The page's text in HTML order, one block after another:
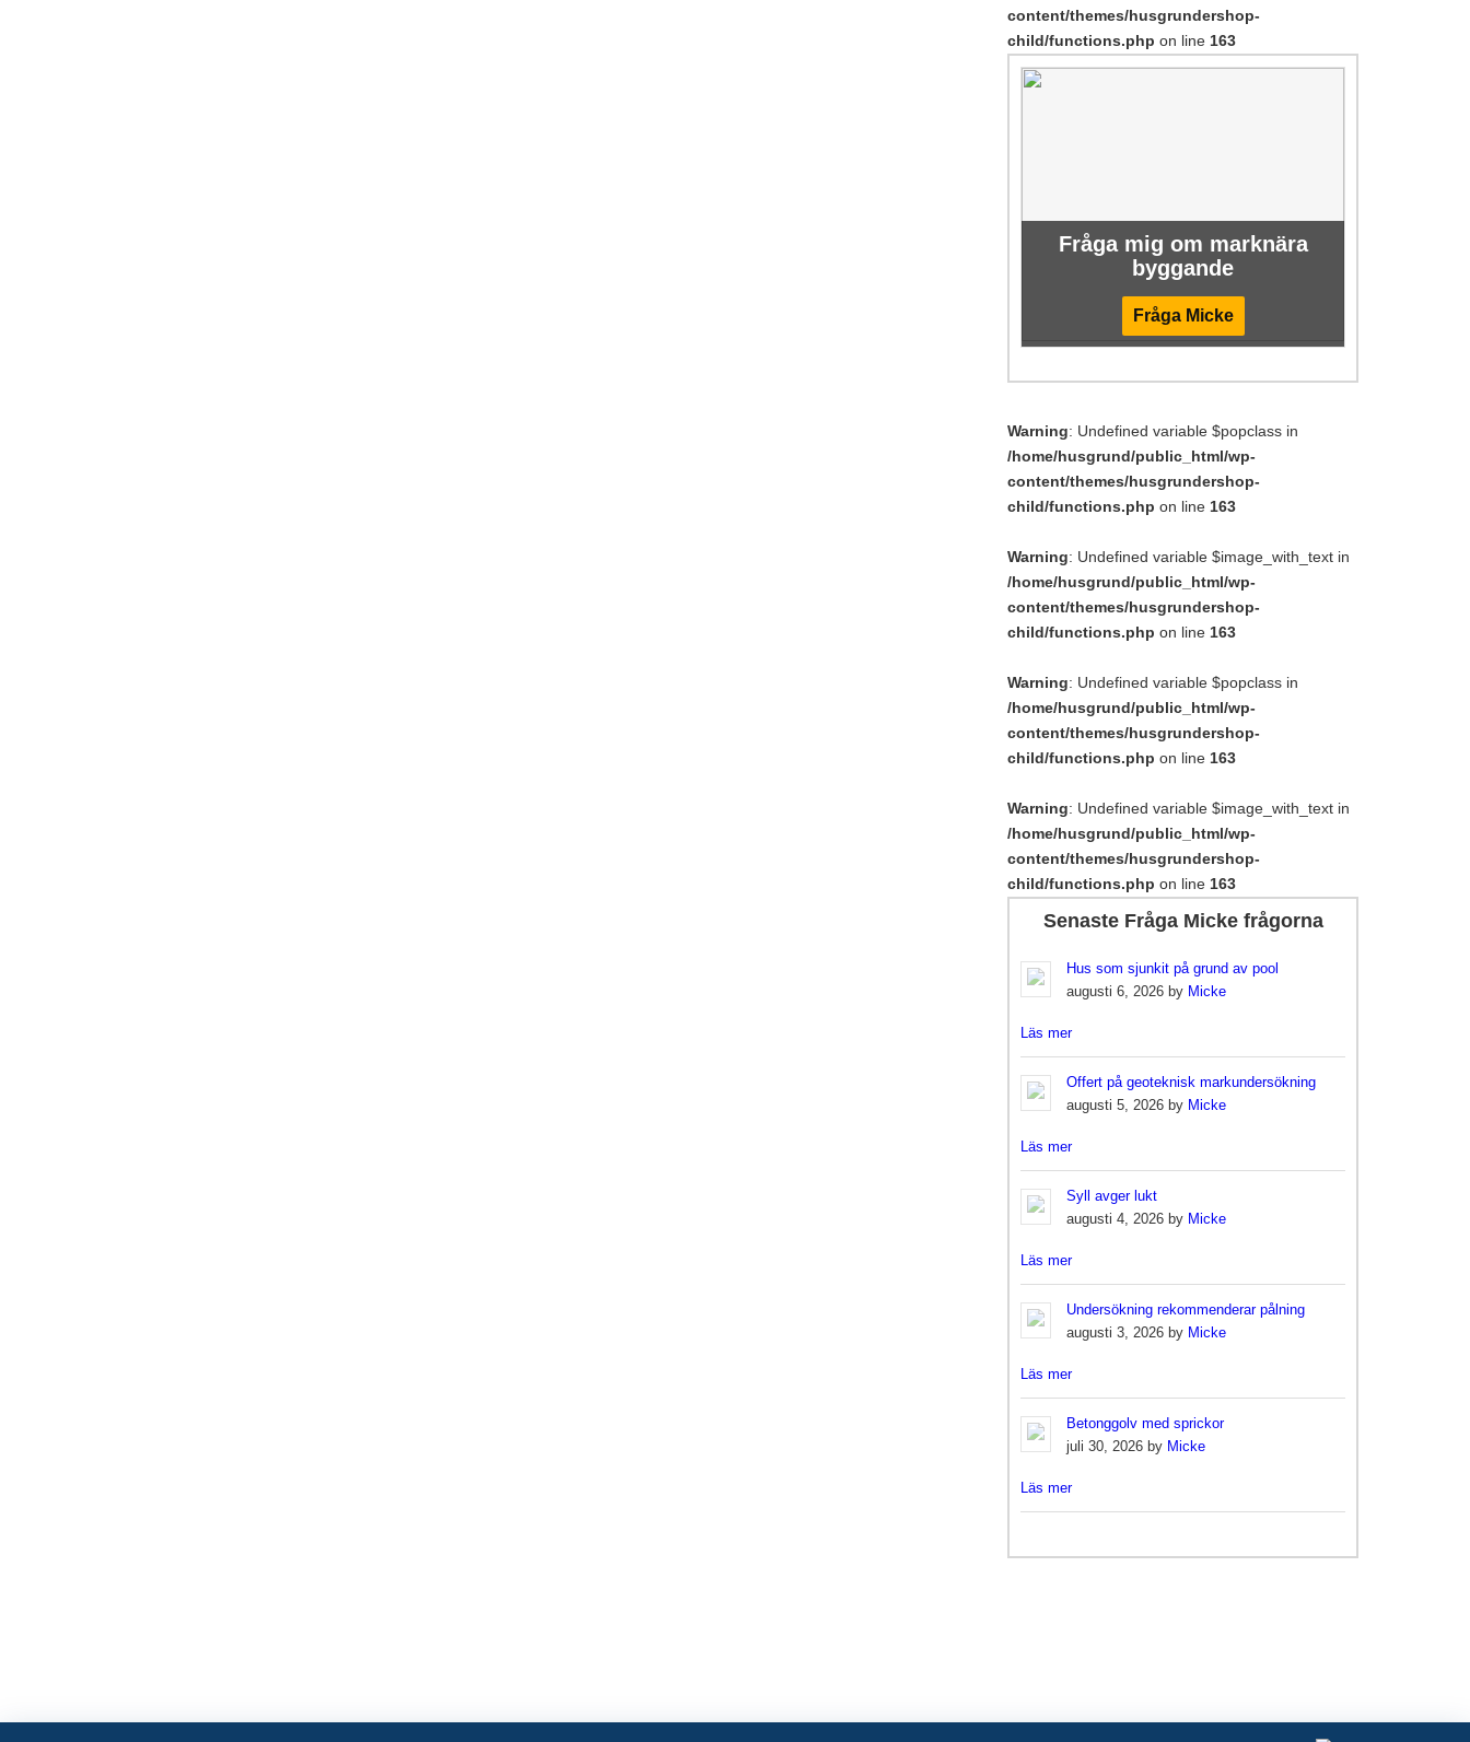
content/themes/husgrundershop-
child/functions.php on line 163
Fråga mig om marknära
byggande
Fråga Micke
Warning: Undefined variable $popclass in
/home/husgrund/public_html/wp-
content/themes/husgrundershop-
child/functions.php on line 163
Warning: Undefined variable $image_with_text in
/home/husgrund/public_html/wp-
content/themes/husgrundershop-
child/functions.php on line 163
Warning: Undefined variable $popclass in
/home/husgrund/public_html/wp-
content/themes/husgrundershop-
child/functions.php on line 163
Warning: Undefined variable $image_with_text in
/home/husgrund/public_html/wp-
content/themes/husgrundershop-
child/functions.php on line 163
Senaste Fråga Micke frågorna
Hus som sjunkit på grund av pool
augusti 6, 2026 by Micke
Läs mer
Offert på geoteknisk markundersökning
augusti 5, 2026 by Micke
Läs mer
Syll avger lukt
augusti 4, 2026 by Micke
Läs mer
Undersökning rekommenderar pålning
augusti 3, 2026 by Micke
Läs mer
Betonggolv med sprickor
juli 30, 2026 by Micke
Läs mer